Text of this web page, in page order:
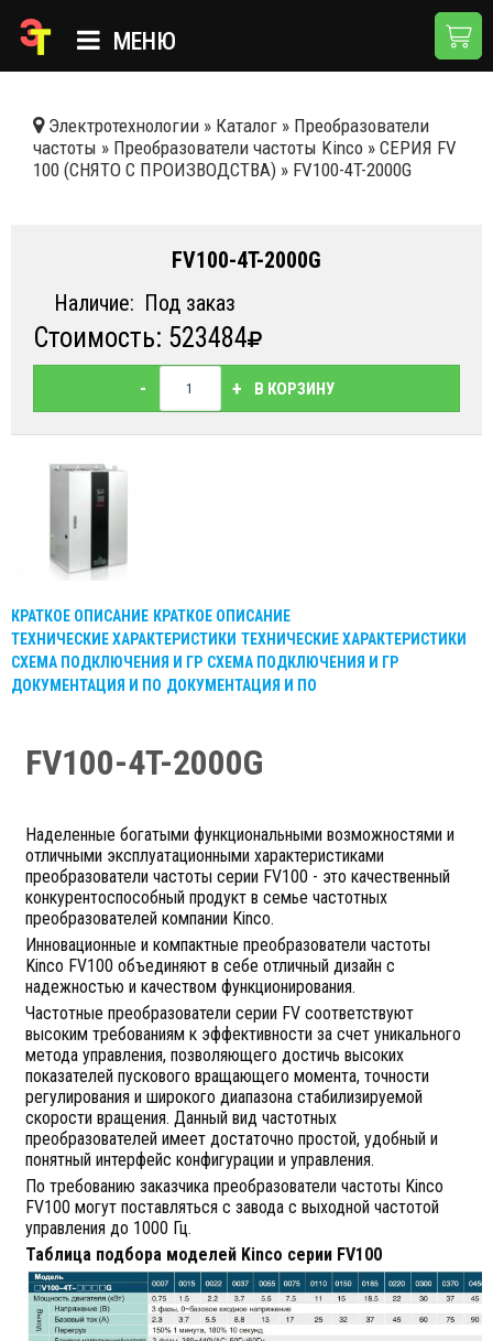
МЕНЮ
КАТАЛОГ
НОВОСТИ
ДОСТАВКА И ОПЛАТА
КОНТАКТЫ
Электротехнологии » Каталог » Преобразователи
частоты » Преобразователи частоты Kinco » СЕРИЯ FV
100 (СНЯТО С ПРОИЗВОДСТВА) » FV100-4T-2000G
FV100-4T-2000G
Наличие: Под заказ
Стоимость: 523484
- + В КОРЗИНУ
КРАТКОЕ ОПИСАНИЕ КРАТКОЕ ОПИСАНИЕ
ТЕХНИЧЕСКИЕ ХАРАКТЕРИСТИКИ ТЕХНИЧЕСКИЕ ХАРАКТЕРИСТИКИ
СХЕМА ПОДКЛЮЧЕНИЯ И ГР СХЕМА ПОДКЛЮЧЕНИЯ И ГР
ДОКУМЕНТАЦИЯ И ПО ДОКУМЕНТАЦИЯ И ПО
FV100-4T-2000G
Наделенные богатыми функциональными возможностями и
отличными эксплуатационными характеристиками
преобразователи частоты серии FV100 - это качественный
конкурентоспособный продукт в семье частотных
преобразователей компании Kinco.
Инновационные и компактные преобразователи частоты
Kinco FV100 объединяют в себе отличный дизайн с
надежностью и качеством функционирования.
Частотные преобразователи серии FV соответствуют
высоким требованиям к эффективности за счет уникального
метода управления, позволяющего достичь высоких
показателей пускового вращающего момента, точности
регулирования и широкого диапазона стабилизируемой
скорости вращения. Данный вид частотных
преобразователей имеет достаточно простой, удобный и
понятный интерфейс конфигурации и управления.
По требованию заказчика преобразователи частоты Kinco
FV100 могут поставляться с завода с выходной частотой
управления до 1000 Гц.
Таблица подбора моделей Kinco серии FV100